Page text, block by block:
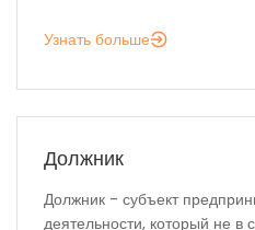
Узнать больше
Должник
Должник - субъект
деятельности, который не в